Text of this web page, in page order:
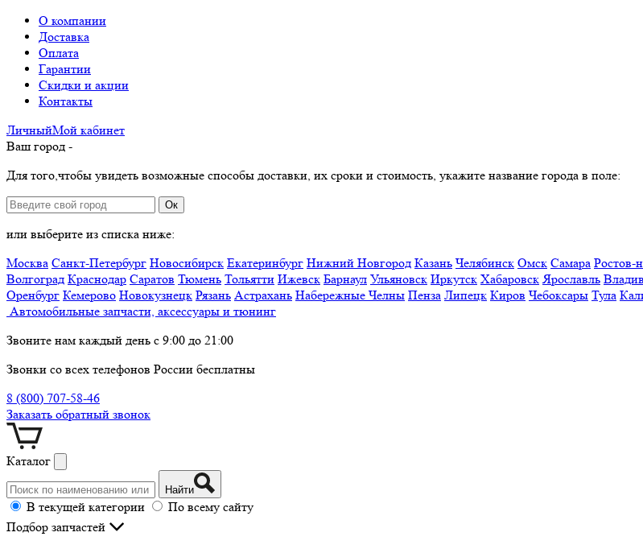
О компании
Доставка
Оплата
Гарантии
Скидки и акции
Контакты
ЛичныйМой кабинет
Ваш город -
Для того,чтобы увидеть возможные способы доставки, их сроки и стоимость, укажите название города в поле:
Ок
или выберите из списка ниже:
Москва Санкт-Петербург Новосибирск Екатеринбург Нижний Новгород Казань Челябинск Омск Самара Ростов-
Волгоград Краснодар Саратов Тюмень Тольятти Ижевск Барнаул Ульяновск Иркутск Хабаровск Ярославль
Оренбург Кемерово Новокузнецк Рязань Астрахань Набережные Челны Пенза Липецк Киров Чебоксары Тула
Автомобильные запчасти, аксессуары и тюнинг
Звоните нам каждый день с 9:00 до 21:00
Звонки со всех телефонов России бесплатны
8 (800) 707-58-46
Заказать обратный звонок
Каталог
Найти
В текущей категории
По всему сайту
Подбор запчастей